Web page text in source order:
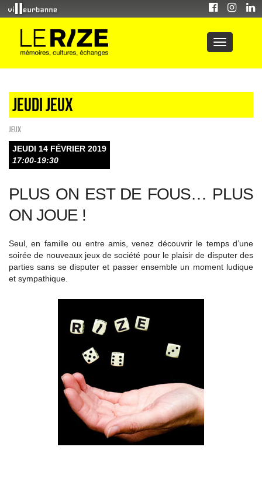
Jeudi jeux
Jeux
JEUDI 14 FÉVRIER 2019
17:00-19:30
PLUS ON EST DE FOUS… PLUS
ON JOUE !
Seul, en famille ou entre amis, venez découvrir le temps d’une
soirée de nouveaux jeux de société pour le plaisir de disputer des
parties sans se disputer et passer ensemble un moment ludique
et sympathique.